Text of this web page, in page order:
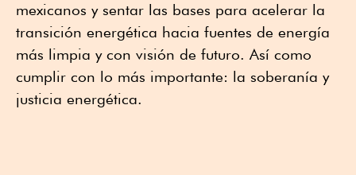
mexicanos y sentar las bases para acelerar la
transición energética hacia fuentes de energía
más limpia y con visión de futuro. Así como
cumplir con lo más importante: la soberanía y
justicia energética.